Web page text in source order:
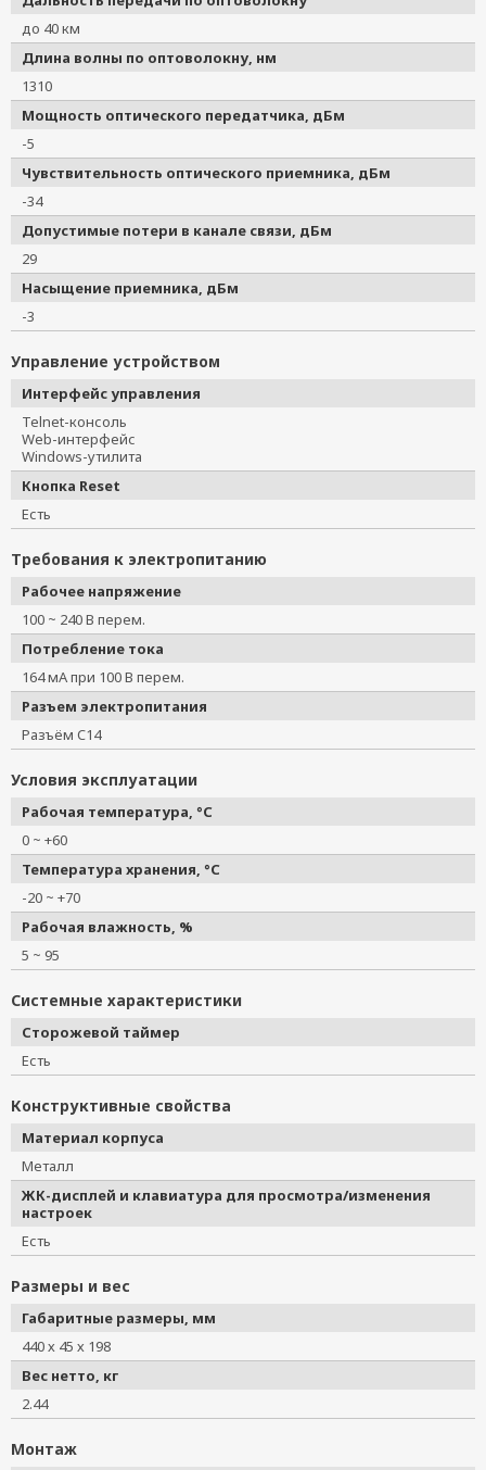
до 40 км
Длина волны по оптоволокну, нм
1310
Мощность оптического передатчика, дБм
-5
Чувствительность оптического приемника, дБм
-34
Допустимые потери в канале связи, дБм
29
Насыщение приемника, дБм
-3
Управление устройством
Интерфейс управления
Telnet-консоль
Web-интерфейс
Windows-утилита
Кнопка Reset
Есть
Требования к электропитанию
Рабочее напряжение
100 ~ 240 В перем.
Потребление тока
164 мА при 100 В перем.
Разъем электропитания
Разъём C14
Условия эксплуатации
Рабочая температура, °C
0 ~ +60
Температура хранения, °C
-20 ~ +70
Рабочая влажность, %
5 ~ 95
Системные характеристики
Сторожевой таймер
Есть
Конструктивные свойства
Материал корпуса
Металл
ЖК-дисплей и клавиатура для просмотра/изменения
настроек
Есть
Размеры и вес
Габаритные размеры, мм
440 х 45 х 198
Вес нетто, кг
2.44
Монтаж